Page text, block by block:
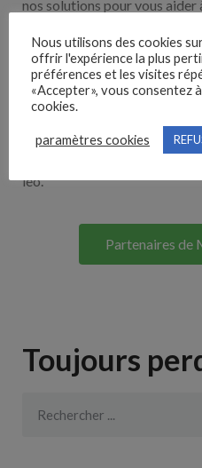
nos solutions pour vous
Nos
Lorem ipsum dolor sit amet,
elit tellus, luctus nec
leo.
Partenaires de
Toujours
Nous utilisons des cookies
offrir l'expérience la plus
préférences et les visites
«Accepter», vous consentez
cookies.
paramètres cookies